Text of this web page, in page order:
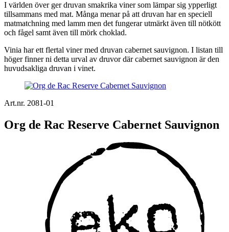
I världen över ger druvan smakrika viner som lämpar sig ypperligt
tillsammans med mat. Många menar på att druvan har en speciell
matmatchning med lamm men det fungerar utmärkt även till nötkött
och fågel samt även till mörk choklad.
Vinia har ett flertal viner med druvan cabernet sauvignon. I listan till
höger finner ni detta urval av druvor där cabernet sauvignon är den
huvudsakliga druvan i vinet.
Art.nr. 2081-01
Org de Rac Reserve Cabernet Sauvignon